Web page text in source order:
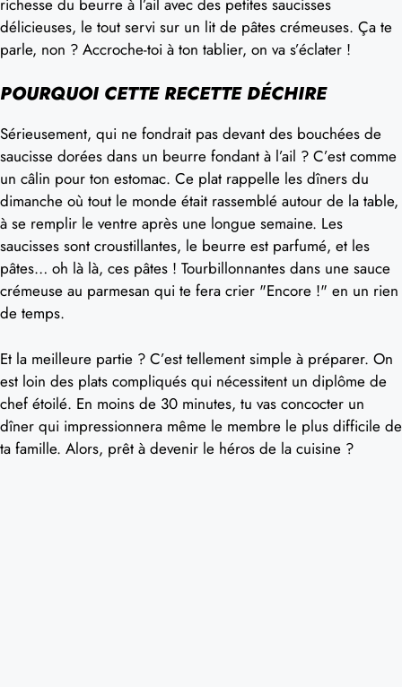
délicieuses, le tout servi sur un lit de pâtes crémeuses. Ça te
parle, non ? Accroche-toi à ton tablier, on va s’éclater !
POURQUOI CETTE RECETTE DÉCHIRE
Sérieusement, qui ne fondrait pas devant des bouchées de
saucisse dorées dans un beurre fondant à l’ail ? C’est comme
un câlin pour ton estomac. Ce plat rappelle les dîners du
dimanche où tout le monde était rassemblé autour de la table,
à se remplir le ventre après une longue semaine. Les
saucisses sont croustillantes, le beurre est parfumé, et les
pâtes… oh là là, ces pâtes ! Tourbillonnantes dans une sauce
crémeuse au parmesan qui te fera crier "Encore !" en un rien
de temps.
Et la meilleure partie ? C’est tellement simple à préparer. On
est loin des plats compliqués qui nécessitent un diplôme de
chef étoilé. En moins de 30 minutes, tu vas concocter un
dîner qui impressionnera même le membre le plus difficile de
ta famille. Alors, prêt à devenir le héros de la cuisine ?